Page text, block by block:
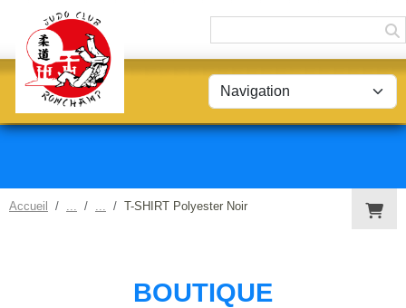
Accueil T-SHIRT Polyester Noir
BOUTIQUE
Panneau de gestion des cookies